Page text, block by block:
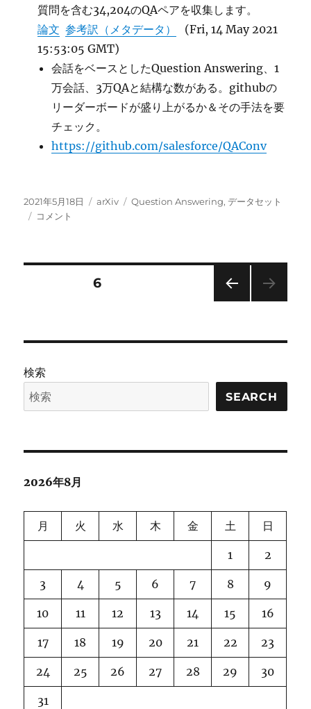
質問を含む34,204のQAペアを収集します。
論文 参考訳（メタデータ）
(Fri, 14 May 2021
15:53:05 GMT)
会話をベースとしたQuestion Answering、1
万会話、3万QAと結構な数がある。githubの
リーダーボードが盛り上がるか＆その手法を要
チェック。
https://github.com/salesforce/QAConv
投
稿
2021年5月18日
カ
arXiv
タ
Question Answering,データセット
会
ー
セ
ッ
ト
コメント
の
ペ
ー
ジ
送
り
固定ページ6
検索
SEARCH
2026年8月
月 火 水 木 金 土 日
1 2
3 4 5 6 7 8 9
10 11 12 13 14 15 16
17 18 19 20 21 22 23
24 25 26 27 28 29 30
31